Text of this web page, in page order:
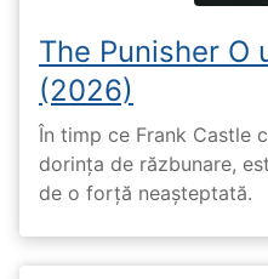
The Punisher O
(2026)
În timp ce Frank Castle
dorința de răzbunare,
de o forță neașteptată.